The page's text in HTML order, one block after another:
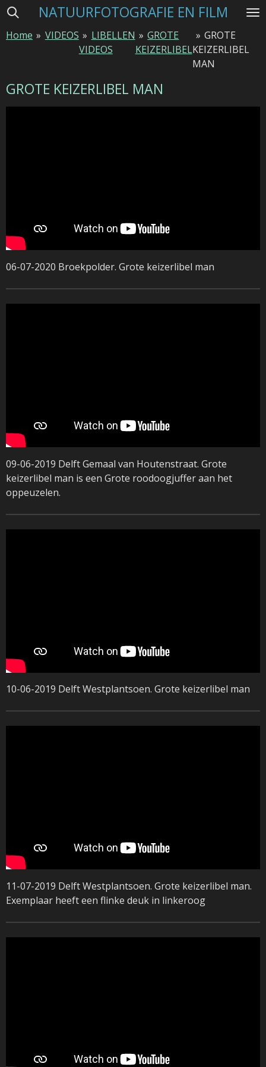
Ga
naar
NATUURFOTOGRAFIE EN FILM
Home » VIDEOS » LIBELLEN
VIDEOS
» GROTE
KEIZERLIBEL
» GROTE
KEIZERLIBEL
MAN
GROTE KEIZERLIBEL MAN
06-07-2020 Broekpolder. Grote keizerlibel man
09-06-2019 Delft Gemaal van Houtenstraat. Grote
keizerlibel man is een Grote roodoogjuffer aan het
oppeuzelen.
10-06-2019 Delft Westplantsoen. Grote keizerlibel man
11-07-2019 Delft Westplantsoen. Grote keizerlibel man.
Exemplaar heeft een flinke deuk in linkeroog